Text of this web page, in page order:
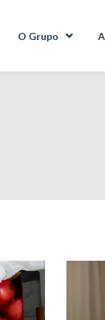
O Grupo